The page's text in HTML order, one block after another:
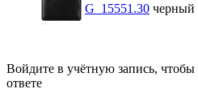
G_15551.30 черный
Войдите в учётную запись,
ответе